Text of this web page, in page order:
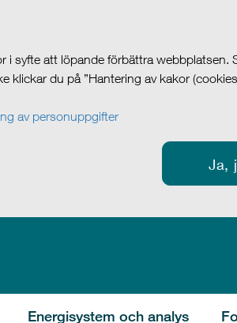
i syfte att löpande förbättra webbplatsen.
klickar du på ”Hantering av kakor
av personuppgifter
Ja,
Energisystem och analys